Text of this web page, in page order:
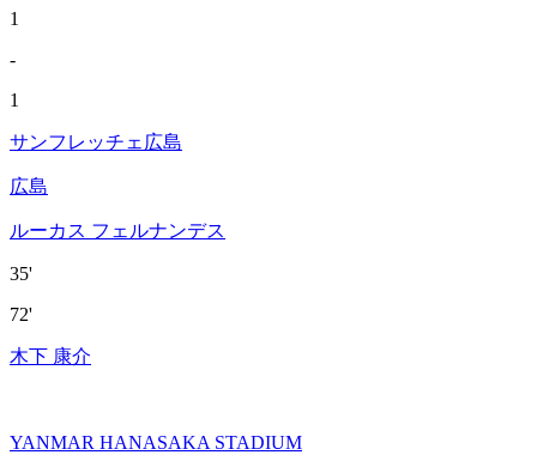
1
-
1
サンフレッチェ広島
広島
ルーカス フェルナンデス
35'
72'
木下 康介
YANMAR HANASAKA STADIUM